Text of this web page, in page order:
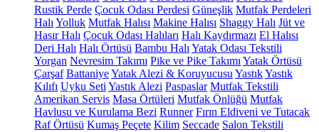
Rustik Perde Çocuk Odası Perdesi Güneşlik Mutfak Perdeleri
Halı Yolluk Mutfak Halısı Makine Halısı Shaggy Halı Jüt ve
Hasır Halı Çocuk Odası Halıları Halı Kaydırmazı El Halısı
Deri Halı Halı Örtüsü Bambu Halı Yatak Odası Tekstili
Yorgan Nevresim Takımı Pike ve Pike Takımı Yatak Örtüsü
Çarşaf BattaniyeYatak Alezi & Koruyucusu YastıkYastık
Kılıfı Uyku Seti Yastık Alezi Paspaslar Mutfak Tekstili
Amerikan Servis Masa Örtüleri Mutfak Önlüğü Mutfak
Havlusu ve Kurulama Bezi Runner Fırın Eldiveni ve Tutacak
Raf Örtüsü Kumaş Peçete Kilim Seccade Salon Tekstili